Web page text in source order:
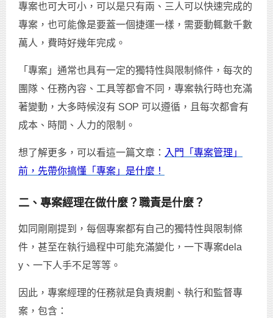
專案也可大可小，可以是只有兩、三人可以快速完成的
專案，也可能像是要蓋一個捷運一樣，需要動輒數千數
萬人，費時好幾年完成。
「專案」通常也具有一定的獨特性與限制條件，每次的
團隊、任務內容、工具等都會不同，專案執行時也充滿
著變動，大多時候沒有 SOP 可以遵循，且每次都會有
成本、時間、人力的限制。
想了解更多，可以看這一篇文章： 入門「專案管理」
前，先帶你搞懂「專案」是什麼！
二、專案經理在做什麼？職責是什麼？
如同剛剛提到，每個專案都有自己的獨特性與限制條
件，甚至在執行過程中可能充滿變化，一下專案dela
y、一下人手不足等等。
因此，專案經理的任務就是負責規劃、執行和監督專
案，包含：